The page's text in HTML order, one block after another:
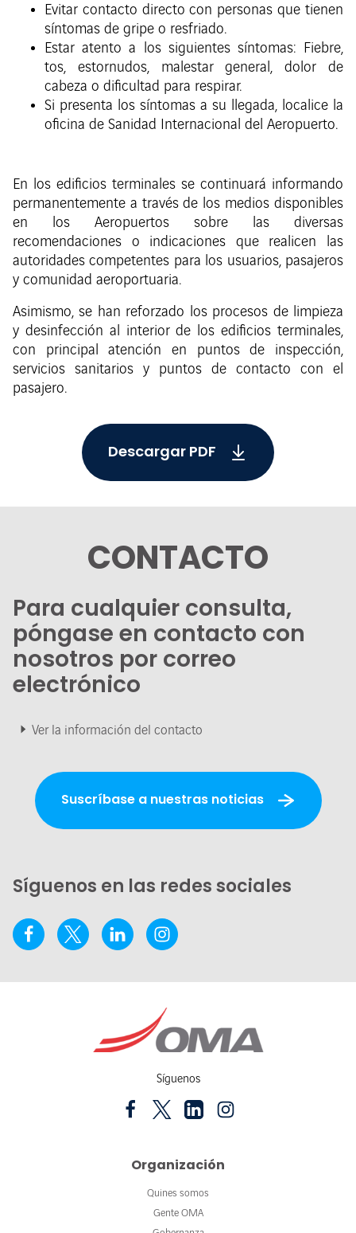
Evitar contacto directo con personas que tienen
síntomas de gripe o resfriado.
Estar atento a los siguientes síntomas: Fiebre,
tos, estornudos, malestar general, dolor de
cabeza o dificultad para respirar.
Si presenta los síntomas a su llegada, localice la
oficina de Sanidad Internacional del Aeropuerto.
En los edificios terminales se continuará informando
permanentemente a través de los medios disponibles
en los Aeropuertos sobre las diversas
recomendaciones o indicaciones que realicen las
autoridades competentes para los usuarios, pasajeros
y comunidad aeroportuaria.
Asimismo, se han reforzado los procesos de limpieza
y desinfección al interior de los edificios terminales,
con principal atención en puntos de inspección,
servicios sanitarios y puntos de contacto con el
pasajero.
Descargar PDF
CONTACTO
Para cualquier consulta,
póngase en contacto con
nosotros por correo
electrónico
Ver la información del contacto
Suscríbase a nuestras noticias
Síguenos en las redes sociales
Síguenos
Organización
Quines somos
Gente OMA